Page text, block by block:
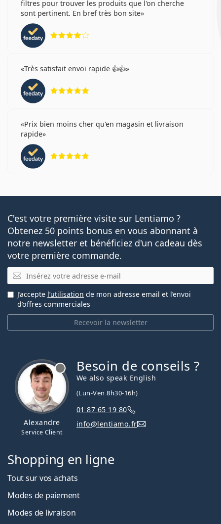
filtres pour trouver les produits que l'on cherche
sont pertinent. En bref très bon site
Très satisfait envoi rapide 👍👍
Prix bien moins cher qu'en magasin et livraison
rapide
C'est votre première visite sur Lentiamo ?
Obtenez 50 points bonus en vous abonnant à
notre newsletter et bénéficiez d'un cadeau dès
votre première commande.
E-mail
Recevoir la newsletter
J’accepte l’utilisation de mon adresse email et l’envoi
d’offres commerciales
Alexandre
Service Client
Besoin de conseils ?
We also speak English
(Lun-Ven 8h30-16h)
01 87 65 19 80
info@lentiamo.fr
Shopping en ligne
Tout sur vos achats
Modes de paiement
Modes de livraison